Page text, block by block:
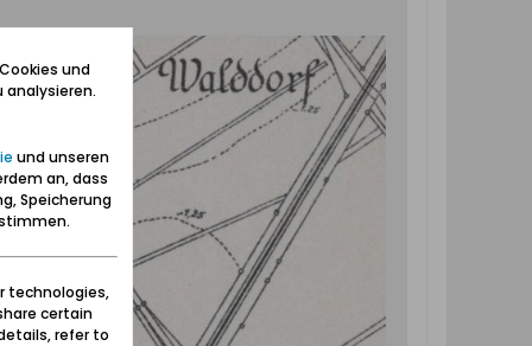
und
und unseren
an, dass
Speicherung
technologies,
certain
refer to